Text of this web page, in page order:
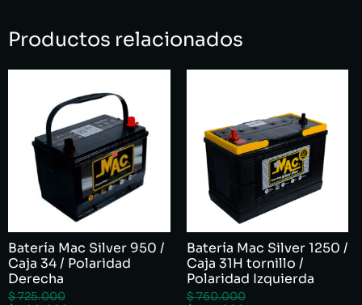
Productos relacionados
Batería Mac Silver 950 /
Caja 34 / Polaridad
Derecha
$725.000
Batería Mac Silver 1250 /
Caja 31H tornillo /
Polaridad Izquierda
$760.000